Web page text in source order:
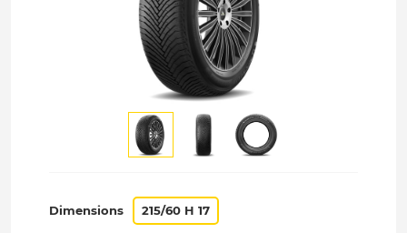
Dimensions 215/60 H 17